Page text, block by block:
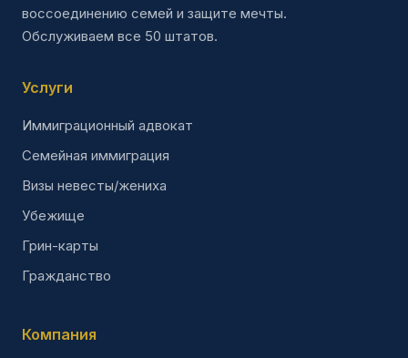
воссоединению семей и защите мечты.
Обслуживаем все 50 штатов.
Услуги
Иммиграционный адвокат
Семейная иммиграция
Визы невесты/жениха
Убежище
Грин-карты
Гражданство
Компания